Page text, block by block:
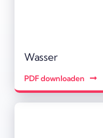
Wasser
PDF down­loaden